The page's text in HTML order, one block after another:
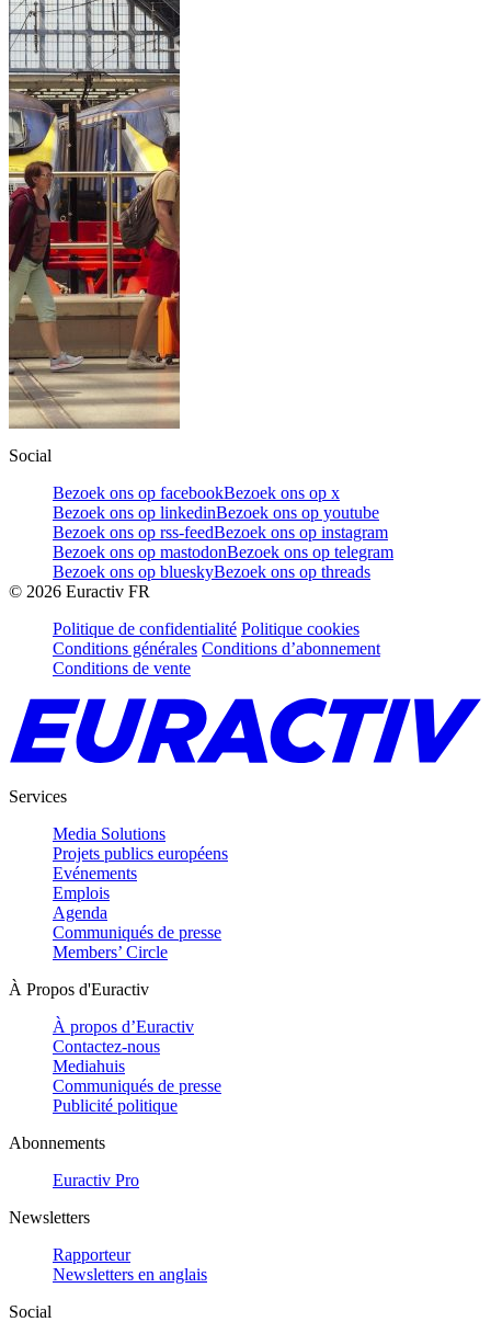
Social
Bezoek ons op facebookBezoek ons op x
Bezoek ons op linkedinBezoek ons op youtube
Bezoek ons op rss-feedBezoek ons op instagram
Bezoek ons op mastodonBezoek ons op telegram
Bezoek ons op blueskyBezoek ons op threads
© 2026 Euractiv FR
Politique de confidentialité Politique cookies
Conditions générales Conditions d’abonnement
Conditions de vente
Services
Media Solutions
Projets publics européens
Evénements
Emplois
Agenda
Communiqués de presse
Members’ Circle
À Propos d'Euractiv
À propos d’Euractiv
Contactez-nous
Mediahuis
Communiqués de presse
Publicité politique
Abonnements
Euractiv Pro
Newsletters
Rapporteur
Newsletters en anglais
Social